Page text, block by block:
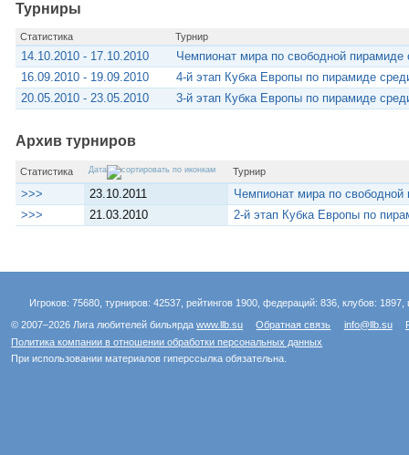
Турниры
Статистика Турнир
14.10.2010 - 17.10.2010
Чемпионат мира по свободной
16.09.2010 - 19.09.2010
4-й этап Кубка Европы по пирамиде
20.05.2010 - 23.05.2010
3-й этап Кубка Европы по пирамиде
Архив турниров
Статистика Дата Турнир
>>> 23.10.2011
Чемпионат мира по
>>>
21.03.2010 2-й этап Кубка Европы по
Игроков: 75680, турниров: 42537, рейтингов 1900, федераций: 836, клубов:
© 2007–2026 Лига любителей бильярдаwww.llb.su Обратная связь info@llb.su
Политика компании в отношении обработки персональных данных
При использовании материалов гиперссылка обязательна.